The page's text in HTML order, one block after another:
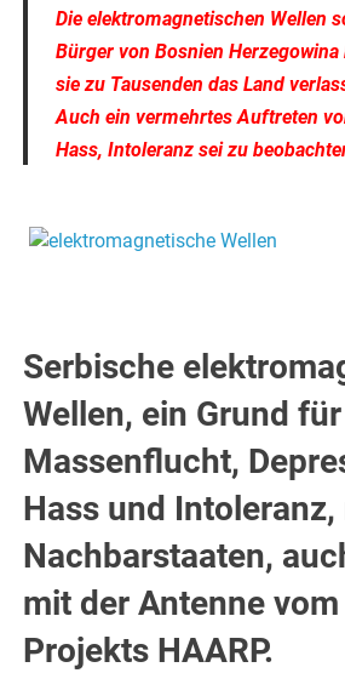
Die elektromagnetischen Wellen
Bürger von Bosnien
sie zu Tausenden das Land
Auch ein vermehrtes Auftreten
Hass, Intoleranz sei zu
Serbische
Wellen, ein Grund für
Massenflucht,
Hass und
Nachbarstaaten,
mit der Antenne vom
Projekts HAARP.